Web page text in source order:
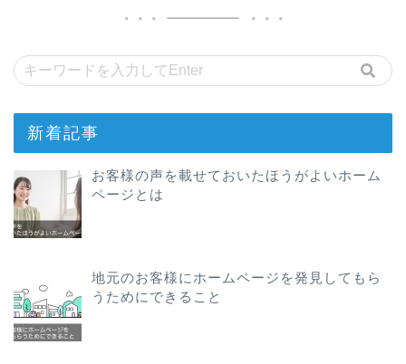
新着記事
お客様の声を載せておいたほうがよいホーム
ページとは
地元のお客様にホームページを発見してもら
うためにできること